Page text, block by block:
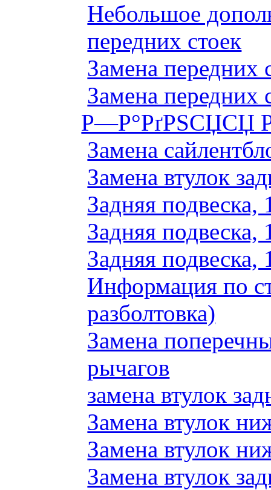
Небольшое
передних стоек
Замена передних
Замена передних
Р—Р°РґРЅСЏСЏ
Замена
Замена втулок
Задняя подвеска,
Задняя подвеска,
Задняя
Информация по
разболтовка)
Замена
рычагов
замена втулок
Замена втулок
Замена втулок
Замена втулок